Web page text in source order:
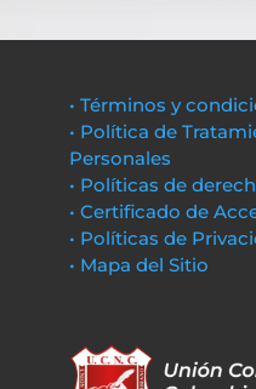
• Términos y
• Política de
Personales
• Políticas de
• Certificado de
• Políticas de
• Mapa del Sitio